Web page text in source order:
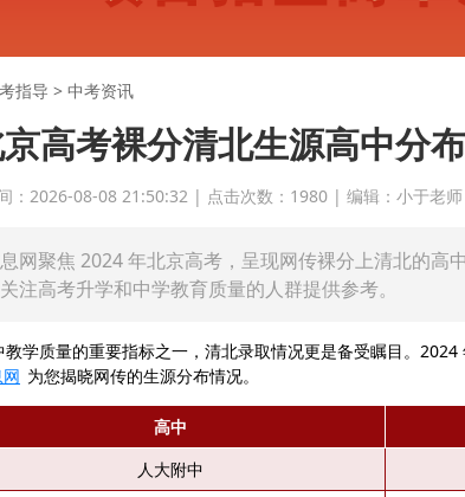
指导 > 中考资讯
高考裸分清北生源高中分
：2026-08-08 21:50:32 | 点击次数：1980 | 编辑：小于老
网聚焦 2024 年北京高考，呈现网传裸分上清北的高
注高考升学和中学教育质量的人群提供参考。
质量的重要指标之一，清北录取情况更是备受瞩目。2024
为您揭晓网传的生源分布情况。
高中
人大附中